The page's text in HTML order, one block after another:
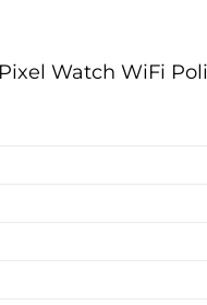
Watch WiFi